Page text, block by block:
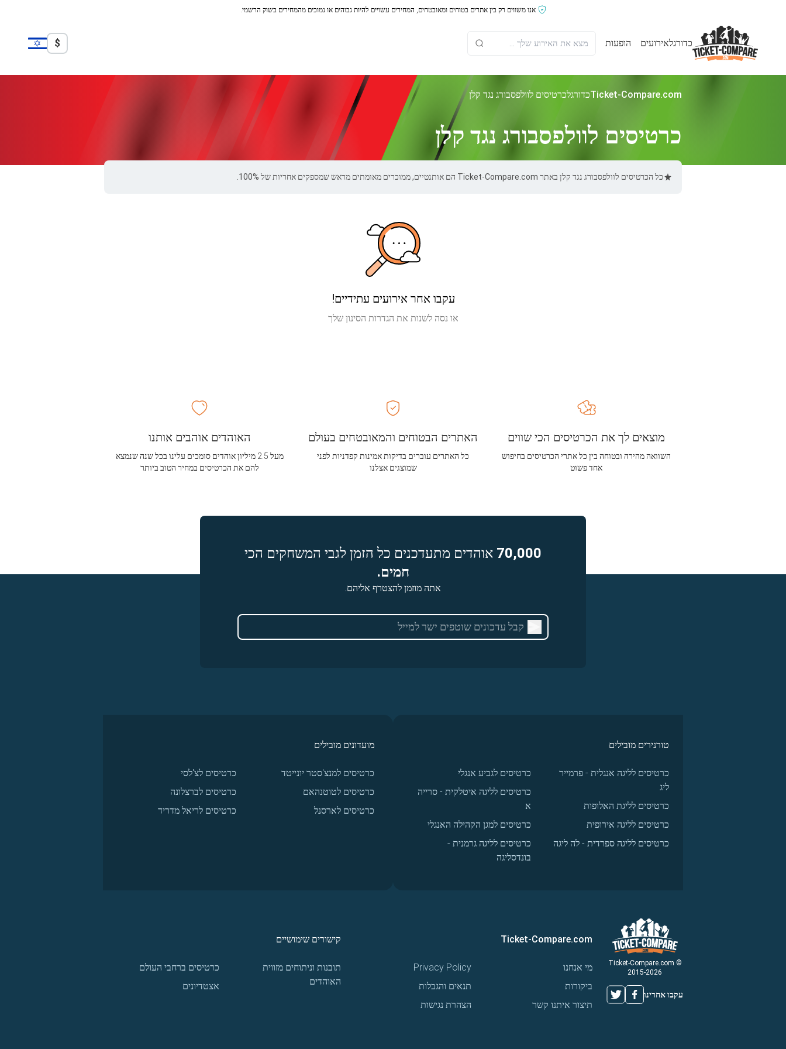
אנו משווים רק בין אתרים בטוחים ומאובטחים, המחירים עשויים להיות גבוהים או נמוכים מהמחירים בשוק הרשמי.
כדורגלאירועים הופעות $
Ticket-Compare.comכדורגלכרטיסים לוולפסבורג נגד קלן
כרטיסים לוולפסבורג נגד קלן
כל הכרטיסים לוולפסבורג נגד קלן באתר Ticket-Compare.com הם אותנטיים, ממוכרים מאומתים מראש שמספקים אחריות של 100%.
עקבו אחר אירועים עתידיים!
או נסה לשנות את הגדרות הסינון שלך
האתרים הבטוחים והמאובטחים בעולם
כל האתרים עוברים בדיקות אמינות קפדניות לפני
שמוצגים אצלנו
מוצאים לך את הכרטיסים הכי שווים
השוואה מהירה ובטוחה בין כל אתרי הכרטיסים בחיפוש
אחד פשוט
האוהדים אוהבים אותנו
מעל 2.5 מיליון אוהדים סומכים עלינו בכל שנה שנמצא
להם את הכרטיסים במחיר הטוב ביותר
70,000 אוהדים מתעדכנים כל הזמן לגבי המשחקים הכי
חמים.
אתה מוזמן להצטרף אליהם.
טורנירים מובילים
כרטיסים לליגה אנגלית - פרמייר
ליג
כרטיסים לליגת האלופות
כרטיסים לליגה אירופית
כרטיסים לליגה ספרדית - לה ליגה
כרטיסים לגביע אנגלי
כרטיסים לליגה איטלקית - סרייה
א
כרטיסים למגן הקהילה האנגלי
כרטיסים לליגה גרמנית -
בונדסליגה
מועדונים מובילים
כרטיסים למנצ'סטר יונייטד
כרטיסים לטוטנהאם
כרטיסים לארסנל
כרטיסים לצ'לסי
כרטיסים לברצלונה
כרטיסים לריאל מדריד
© Ticket-Compare.com
2015-2026
עקבו אחרינו
Ticket-Compare.com
מי אנחנו
ביקורות
תיצור איתנו קשר
Privacy Policy
תנאים והגבלות
הצהרת נגישות
קישורים שימושיים
תובנות וניתוחים מזווית
האוהדים
כרטיסים ברחבי העולם
אצטדיונים